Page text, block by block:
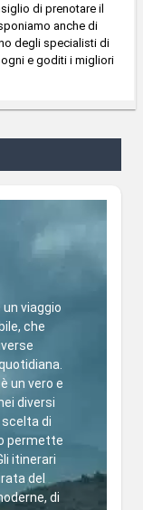
di prenotare il
anche di
degli specialisti di
e goditi i migliori
un viaggio
che
un vero e
diversi
di
permette
itinerari
del
di